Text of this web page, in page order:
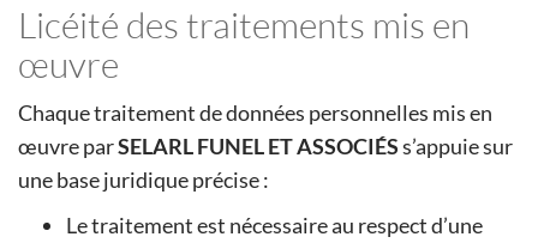
Licéité des traitements mis en
œuvre
Chaque traitement de données personnelles mis en
œuvre parSELARL FUNEL ET ASSOCIÉSs’appuie sur
une base juridique précise :
Le traitement est nécessaire au respect d’une